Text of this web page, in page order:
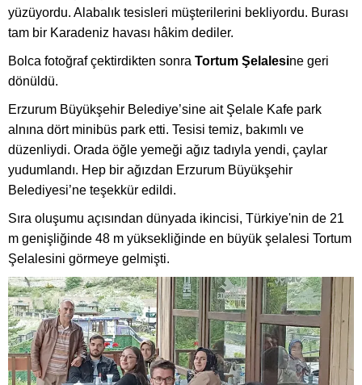
yüzüyordu. Alabalık tesisleri müşterilerini bekliyordu. Burası
tam bir Karadeniz havası hâkim dediler.
Bolca fotoğraf çektirdikten sonra Tortum Şelalesine geri
dönüldü.
Erzurum Büyükşehir Belediye’sine ait Şelale Kafe park
alnına dört minibüs park etti. Tesisi temiz, bakımlı ve
düzenliydi. Orada öğle yemeği ağız tadıyla yendi, çaylar
yudumlandı. Hep bir ağızdan Erzurum Büyükşehir
Belediyesi’ne teşekkür edildi.
Sıra oluşumu açısından dünyada ikincisi, Türkiye'nin de 21
m genişliğinde 48 m yüksekliğinde en büyük şelalesi Tortum
Şelalesini görmeye gelmişti.